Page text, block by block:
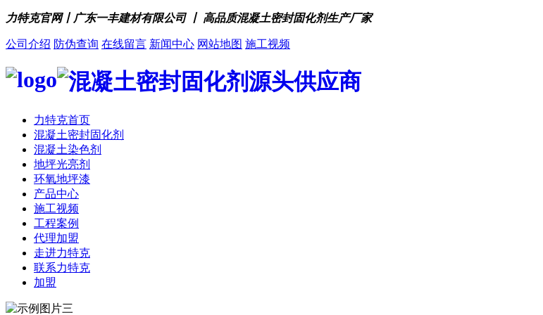
力特克官网丨广东一丰建材有限公司 丨 高品质混凝土密封固化剂生产厂家
公司介绍 防伪查询 在线留言 新闻中心 网站地图 施工视频
力特克首页
混凝土密封固化剂
混凝土染色剂
地坪光亮剂
环氧地坪漆
产品中心
施工视频
工程案例
代理加盟
走进力特克
联系力特克
加盟